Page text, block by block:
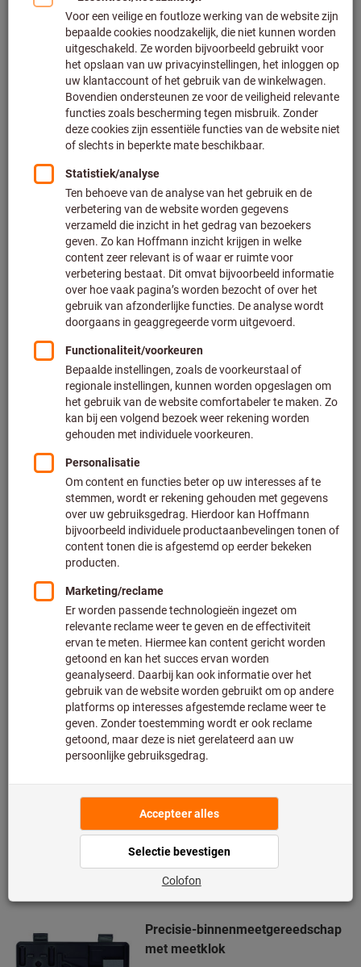
universele meetgereedschappen (37)
Diktemeters (68)
Filteren en sorteren
producten
Producten
Digitale buitensneltaster met
meetcontact kogel
Kroeplin
Artikelnummer: 438573
Leverbaar
4 varianten
€ 476,00
Excl. BTWExcl. verzendkosten
Naar de varianten
Precisie-
binnenmeetgereedschappen, set
met meetklok, Meetbereik: 18-
150mm
Mitutoyo
Artikelnummer: 435207 18-150
Op voorraad
Excl. BTWExcl. verzendkosten
Precisie-binnenmeetgereedschap
met meetklok